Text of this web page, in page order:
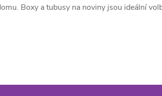
Boxy a tubusy na noviny jsou ideální